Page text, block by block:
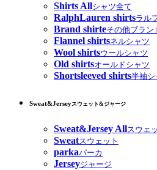
Shirts Allシャツ全て
RalphLauren shirtsラル
Brand shirteその他ブラン
Flannel shirtsネルシャツ
Wool shirtsウールシャツ
Old shirtsオールドシャツ
Shortsleeved shirts半袖シ
Sweat&Jerseyスウェット&ジャージ
Sweat&Jersey Allスウェ
Sweatスウェット
parkaパーカ
Jerseyジャージ